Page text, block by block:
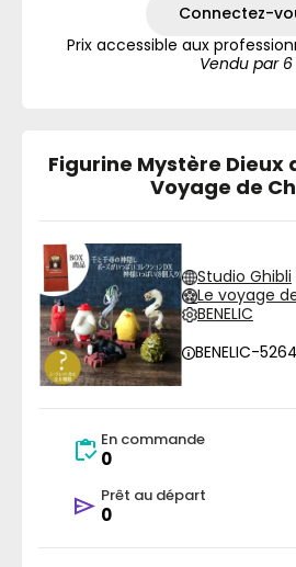
Connectez-
Prix accessible aux
Vendu par 6
Figurine Mystère Dieux
Voyage de
Studio Ghibli
Le voyage
BENELIC
BENELIC-
En commande
0
Prêt au départ
0